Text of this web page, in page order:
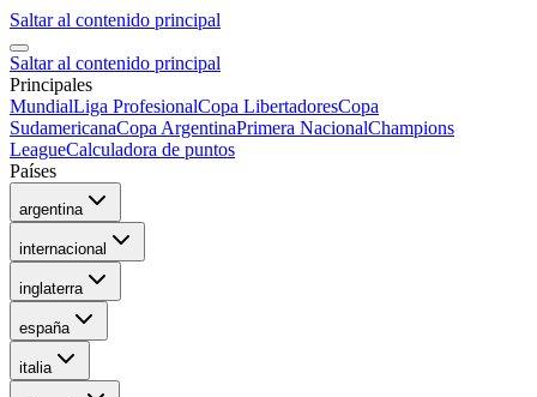
Saltar al contenido principal
Saltar al contenido principal
Principales
MundialLiga ProfesionalCopa LibertadoresCopa
SudamericanaCopa ArgentinaPrimera NacionalChampions
LeagueCalculadora de puntos
Países
argentina
internacional
inglaterra
españa
italia